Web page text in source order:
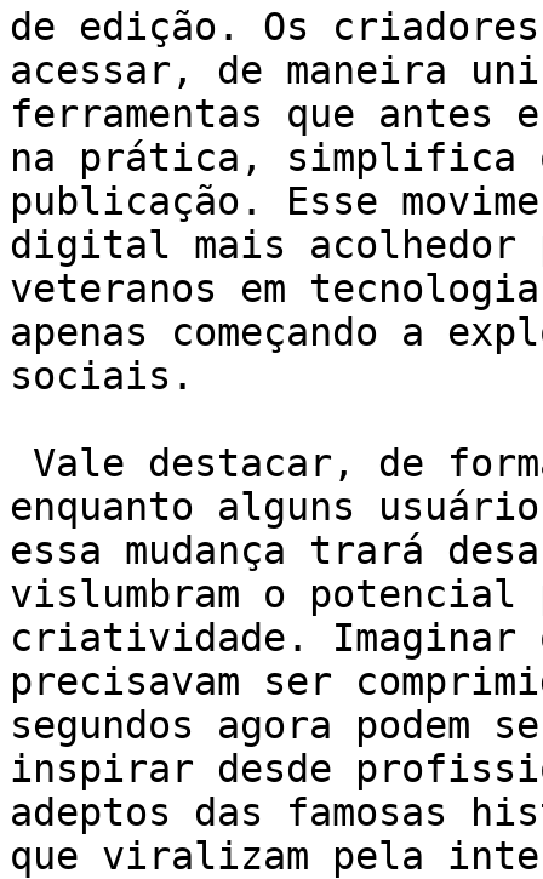
de edição. Os
acessar, de maneira
ferramentas que antes
na prática, simplifica
publicação. Esse
digital mais acolhedor
veteranos em
apenas começando a
sociais.
enquanto alguns
essa mudança trará
vislumbram o potencial
criatividade. Imaginar
precisavam ser
segundos agora podem
inspirar desde
adeptos das famosas
que viralizam pela